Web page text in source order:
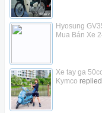
Hyosung
Mua Bán Xe
Xe tay ga
Kymco replied